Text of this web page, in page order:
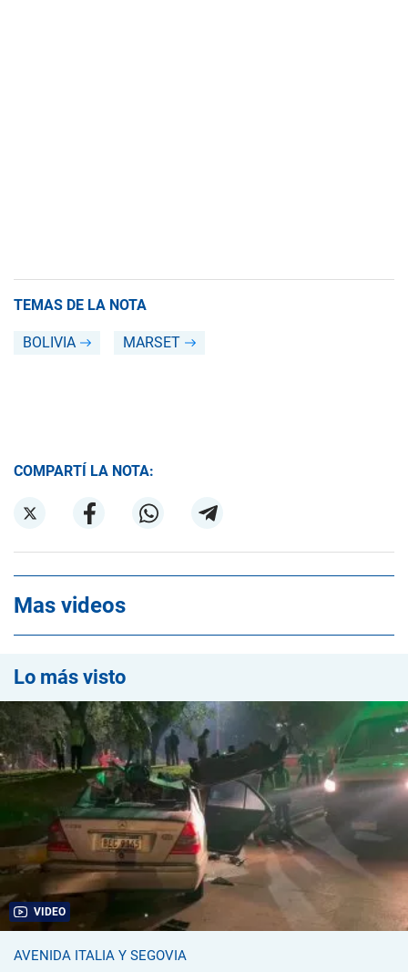
TEMAS DE LA NOTA
BOLIVIA MARSET
COMPARTÍ LA NOTA:
Mas videos
Lo más visto
VIDEO
AVENIDA ITALIA Y SEGOVIA